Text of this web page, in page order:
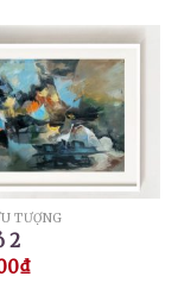
TƯỢNG
2
₫